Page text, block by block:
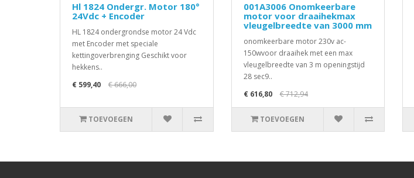
Hl 1824 Ondergr. Motor 180°
24Vdc + Encoder
HL 1824 ondergrondse motor 24 Vdc
met Encoder met speciale
kettingoverbrenging Geschikt voor
hekkens..
€ 599,40
€ 666,00
TOEVOEGEN
001A3006 Onomkeerbare
motor voor draaihekmax
vleugelbreedte van 3000 mm
onomkeerbare motor 230v ac-
150wvoor draaihek met een max
vleugelbreedte van 3 m openingstijd
28 sec9..
€ 616,80
€ 712,94
TOEVOEGEN